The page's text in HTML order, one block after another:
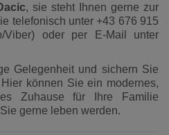
, sie steht Ihnen gerne zur
telefonisch unter +43 676 915
oder per E-Mail unter
Gelegenheit und sichern Sie
können Sie ein modernes,
Zuhause für Ihre Familie
gerne leben werden.